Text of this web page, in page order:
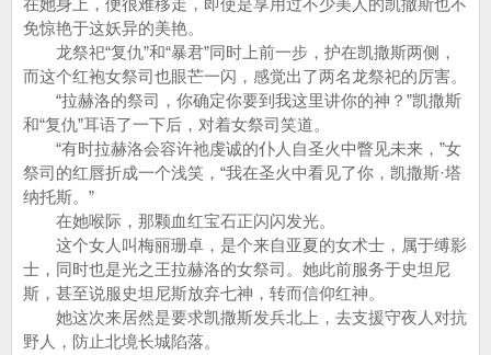
在她身上，便很难移走，即使是享用过不少美人的凯撒斯也不
免惊艳于这妖异的美艳。
龙祭祀“复仇”和“暴君”同时上前一步，护在凯撒斯两侧，
而这个红袍女祭司也眼芒一闪，感觉出了两名龙祭祀的厉害。
“拉赫洛的祭司，你确定你要到我这里讲你的神？”凯撒斯
和“复仇”耳语了一下后，对着女祭司笑道。
“有时拉赫洛会容许祂虔诚的仆人自圣火中瞥见未来，”女
祭司的红唇折成一个浅笑，“我在圣火中看见了你，凯撒斯·塔
纳托斯。”
在她喉际，那颗血红宝石正闪闪发光。
这个女人叫梅丽珊卓，是个来自亚夏的女术士，属于缚影
士，同时也是光之王拉赫洛的女祭司。她此前服务于史坦尼
斯，甚至说服史坦尼斯放弃七神，转而信仰红神。
她这次来居然是要求凯撒斯发兵北上，去支援守夜人对抗
野人，防止北境长城陷落。